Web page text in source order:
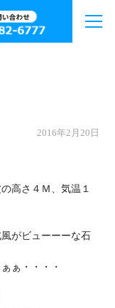
2016年2月20日
高さ４Ｍ、気温１
がビューーーな石
ぁ・・・・